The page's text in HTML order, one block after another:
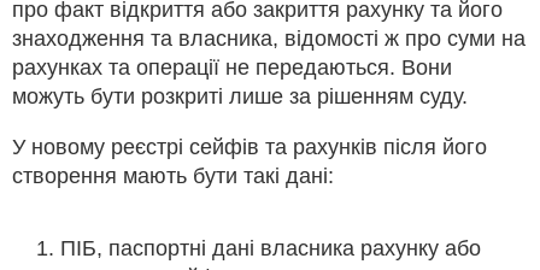
про факт відкриття або закриття рахунку та його
знаходження та власника, відомості ж про суми на
рахунках та операції не передаються. Вони
можуть бути розкриті лише за рішенням суду.
У новому реєстрі сейфів та рахунків після його
створення мають бути такі дані:
ПІБ, паспортні дані власника рахунку або